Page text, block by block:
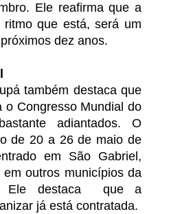
Ele reafirma que a
que está, será um
dez anos.
também destaca que
o Congresso Mundial do
adiantados. O
de 20 a 26 de maio de
em São Gabriel,
outros municípios da
Ele destaca que a
já está contratada.